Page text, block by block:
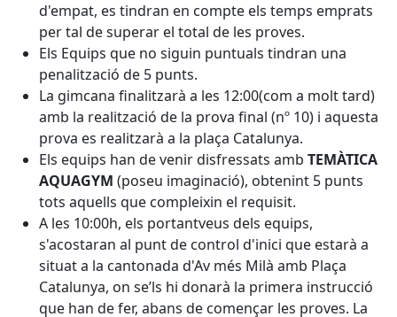
d'empat, es tindran en compte els temps emprats
per tal de superar el total de les proves.
Els Equips que no siguin puntuals tindran una
penalització de 5 punts.
La gimcana finalitzarà a les 12:00(com a molt tard)
amb la realització de la prova final (nº 10) i aquesta
prova es realitzarà a la plaça Catalunya.
Els equips han de venir disfressats amb TEMÀTICA
AQUAGYM (poseu imaginació), obtenint 5 punts
tots aquells que compleixin el requisit.
A les 10:00h, els portantveus dels equips,
s'acostaran al punt de control d'inici que estarà a
situat a la cantonada d'Av més Milà amb Plaça
Catalunya, on se’ls hi donarà la primera instrucció
que han de fer, abans de començar les proves. La